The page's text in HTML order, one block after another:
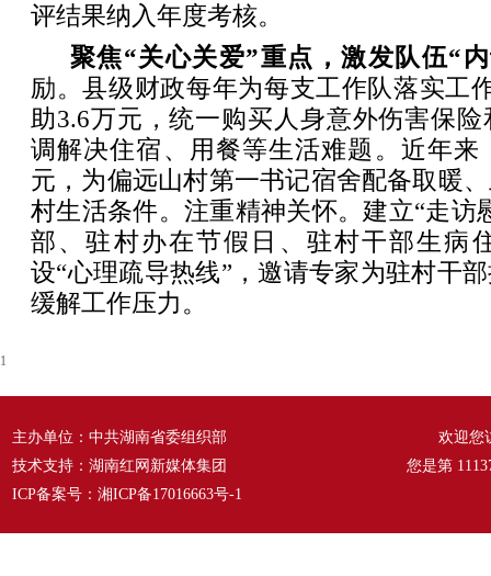
评结果纳入年度考核。
聚焦“关心关爱”重点，激发队伍“
励。县级财政每年为每支工作队落实工
助3.6万元，统一购买人身意外伤害保
调解决住宿、用餐等生活难题。近年来
元，为偏远山村第一书记宿舍配备取暖
村生活条件。注重精神关怀。建立“走访
部、驻村办在节假日、驻村干部生病
设“心理疏导热线”，邀请专家为驻村干
缓解工作压力。
1
主办单位：中共湖南省委组织部
技术支持：湖南红网新媒体集团
ICP备案号： 湘ICP备17016663号-1
欢迎您
您是第